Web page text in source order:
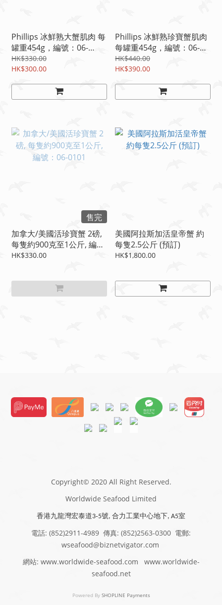
Phillips 冰鮮熟大蟹肌肉 每
罐重454g，編號：06-
0502P
HK$330.00
HK$300.00
Phillips 冰鮮熟珍寶蟹肌肉
每罐重454g，編號：06-
0502
HK$440.00
HK$390.00
售完
加拿大/美國活珍寶蟹 2磅,
每隻約900克至1公斤, 編
號：06-0101
HK$330.00
美國阿拉斯加活皇帝蟹 約
每隻2.5公斤 (預訂)
HK$1,800.00
Copyright© 2020 All Right Reserved.
Worldwide Seafood Limited
香港九龍灣宏泰道3-5號, 合力工業中心地下, A5室
電話: (852)2911-4989 傳真: (852)2563-0300 電郵:
wseafood@biznetvigator.com
網站: www.worldwide-seafood.com www.worldwide-
seafood.net
Powered By SHOPLINE Payments